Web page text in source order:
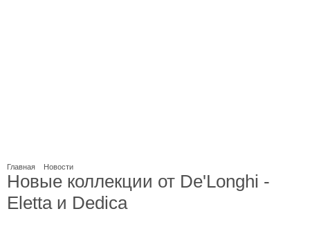
Главная Новости
Новые коллекции от De'Longhi -
Eletta и Dedica